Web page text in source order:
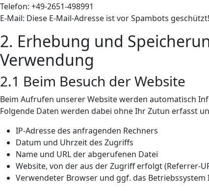
Telefon: +49-2651-498991
E-Mail: Diese E-Mail-Adresse ist vor Spambots
2. Erhebung und
Verwendung
2.1 Beim Besuch der Website
Beim Aufrufen unserer Website werden automatisch
Folgende Daten werden dabei ohne Ihr Zutun erfasst
IP-Adresse des anfragenden Rechners
Datum und Uhrzeit des Zugriffs
Name und URL der abgerufenen Datei
Website, von der aus der Zugriff erfolgt (Referrer-
Verwendeter Browser und ggf. das